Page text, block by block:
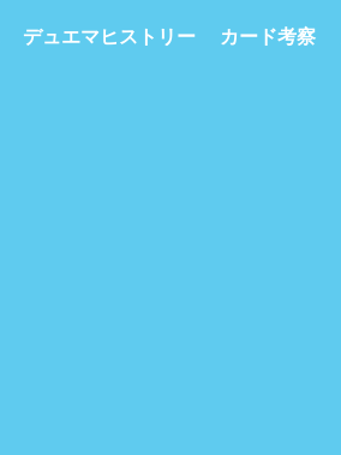
デュエマヒストリー カード考察